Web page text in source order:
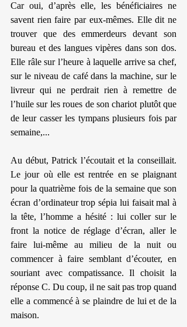
Car oui, d’après elle, les bénéficiaires ne
savent rien faire par eux-mêmes. Elle dit ne
trouver que des emmerdeurs devant son
bureau et des langues vipères dans son dos.
Elle râle sur l’heure à laquelle arrive sa chef,
sur le niveau de café dans la machine, sur le
livreur qui ne perdrait rien à remettre de
l’huile sur les roues de son chariot plutôt que
de leur casser les tympans plusieurs fois par
semaine,...
Au début, Patrick l’écoutait et la conseillait.
Le jour où elle est rentrée en se plaignant
pour la quatrième fois de la semaine que son
écran d’ordinateur trop sépia lui faisait mal à
la tête, l’homme a hésité : lui coller sur le
front la notice de réglage d’écran, aller le
faire lui-même au milieu de la nuit ou
commencer à faire semblant d’écouter, en
souriant avec compatissance. Il choisit la
réponse C. Du coup, il ne sait pas trop quand
elle a commencé à se plaindre de lui et de la
maison.